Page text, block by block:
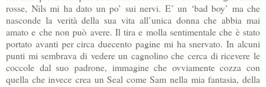
rosse, Nils mi ha dato un po’ sui nervi. E’ un ‘bad boy’ ma che
nasconde la verità della sua vita all’unica donna che abbia mai
amato e che non può avere. Il tira e molla sentimentale che è stato
portato avanti per circa duecento pagine mi ha snervato. In alcuni
punti mi sembrava di vedere un cagnolino che cerca di ricevere le
coccole dal suo padrone, immagine che ovviamente cozza con
quella che invece crea un Seal come Sam nella mia fantasia, della